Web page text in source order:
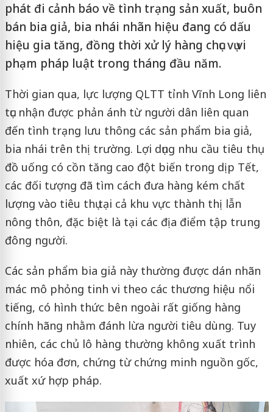
phát đi cảnh báo về tình trạng sản xuất, buôn
bán bia giả, bia nhái nhãn hiệu đang có dấu
hiệu gia tăng, đồng thời xử lý hàng chục vụ vi
phạm pháp luật trong tháng đầu năm.
Thời gian qua, lực lượng QLTT tỉnh Vĩnh Long liên
tục nhận được phản ánh từ người dân liên quan
đến tình trạng lưu thông các sản phẩm bia giả,
bia nhái trên thị trường. Lợi dụng nhu cầu tiêu thụ
đồ uống có cồn tăng cao đột biến trong dịp Tết,
các đối tượng đã tìm cách đưa hàng kém chất
lượng vào tiêu thụ tại cả khu vực thành thị lẫn
nông thôn, đặc biệt là tại các địa điểm tập trung
đông người.
Các sản phẩm bia giả này thường được dán nhãn
mác mô phỏng tinh vi theo các thương hiệu nổi
tiếng, có hình thức bên ngoài rất giống hàng
chính hãng nhằm đánh lừa người tiêu dùng. Tuy
nhiên, các chủ lô hàng thường không xuất trình
được hóa đơn, chứng từ chứng minh nguồn gốc,
xuất xứ hợp pháp.